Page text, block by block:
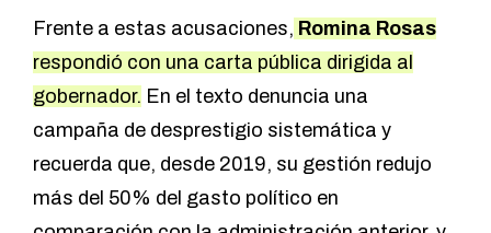
Frente a estas acusaciones, Romina Rosas
respondió con una carta pública dirigida al
gobernador. En el texto denuncia una
campaña de desprestigio sistemática y
recuerda que, desde 2019, su gestión redujo
más del 50% del gasto político en